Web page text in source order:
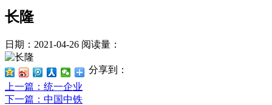
长隆
日期：2021-04-26 阅读量：
分享到：
上一篇 ：统一企业
下一篇 ：中国中铁